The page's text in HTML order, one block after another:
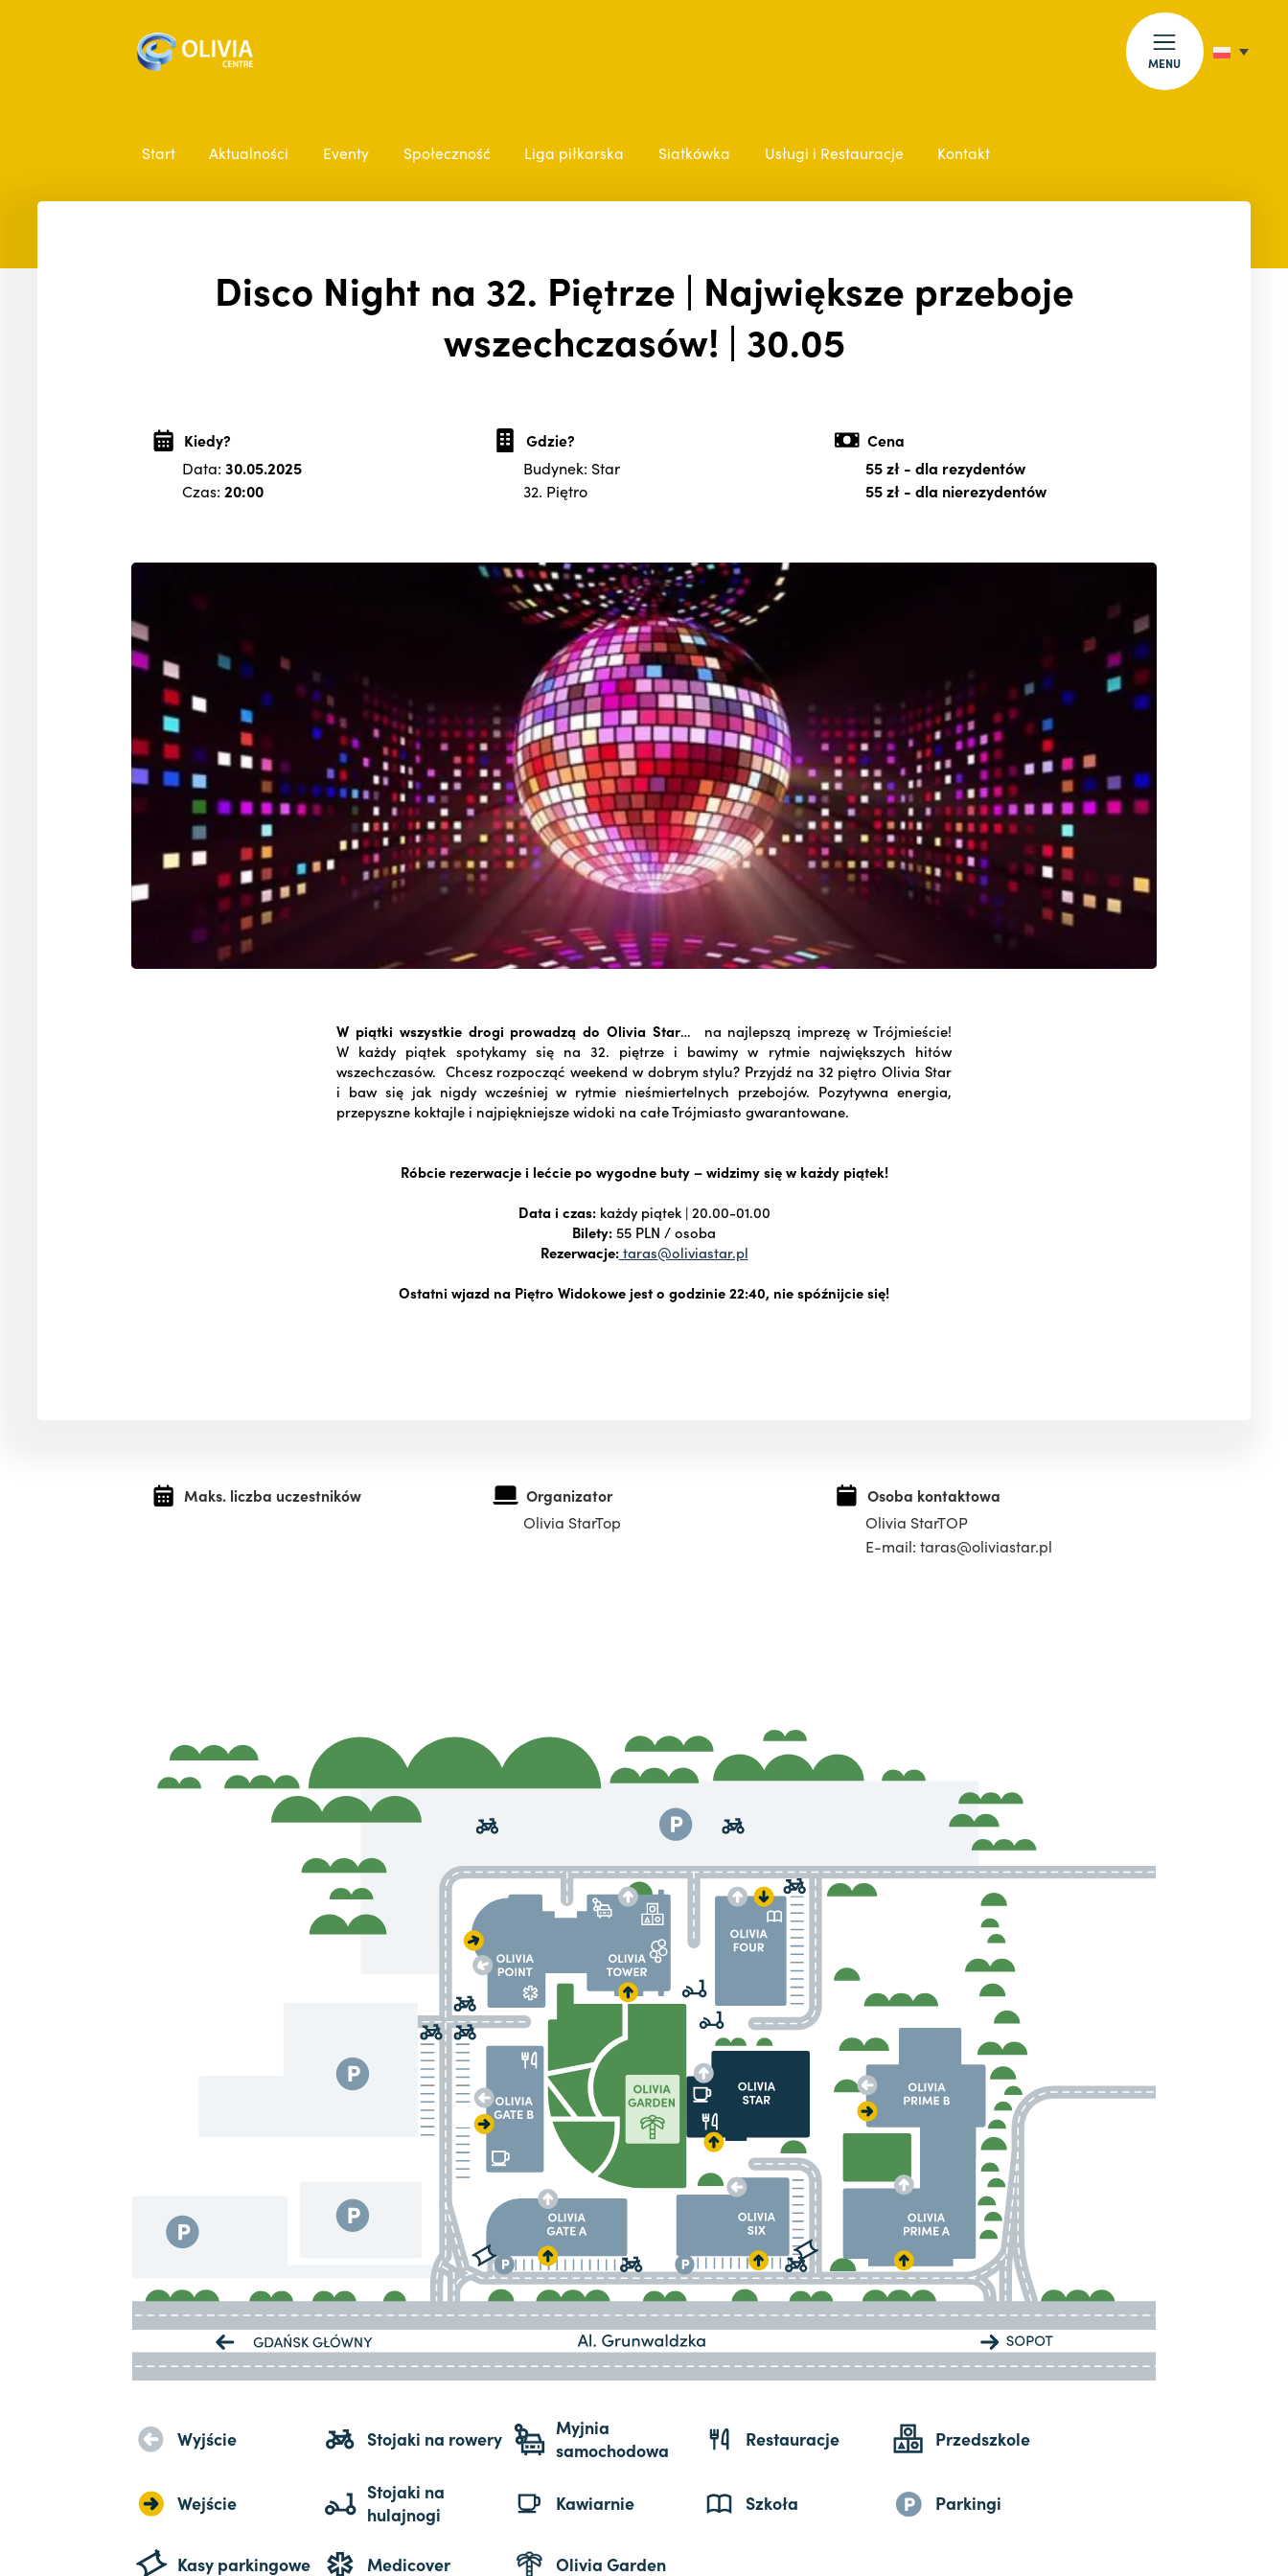
MENU
Start Aktualności Eventy Społeczność Liga piłkarska Siatkówka Usługi i Restauracje Kontakt
Disco Night na 32. Piętrze | Największe przeboje
wszechczasów! | 30.05
Kiedy?
Data: 30.05.2025
Czas: 20:00
Gdzie?
Budynek: Star
32. Piętro
Cena
55 zł- dla rezydentów
55 zł- dla nierezydentów
W piątki wszystkie drogi prowadzą do Olivia Star… na najlepszą imprezę w Trójmieście!
W każdy piątek spotykamy się na 32. piętrze i bawimy w rytmie największych hitów
wszechczasów. Chcesz rozpocząć weekend w dobrym stylu? Przyjdź na 32 piętro Olivia Star
i baw się jak nigdy wcześniej w rytmie nieśmiertelnych przebojów. Pozytywna energia,
przepyszne koktajle i najpiękniejsze widoki na całe Trójmiasto gwarantowane.
Róbcie rezerwacje i lećcie po wygodne buty – widzimy się w każdy piątek!
Data i czas:każdy piątek | 20.00-01.00
Bilety: 55 PLN / osoba
Rezerwacje:taras@oliviastar.pl
Ostatni wjazd na Piętro Widokowe jest o godzinie 22:40, nie spóźnijcie się!
Maks. liczba uczestników
Organizator
Olivia StarTop
Osoba kontaktowa
Olivia StarTOP
E-mail: taras@oliviastar.pl
Wyjście Stojaki na rowery
Myjnia
samochodowa
Restauracje Przedszkole
Wejście
Stojaki na
hulajnogi
Kawiarnie Szkoła Parkingi
Kasy parkingowe Medicover Olivia Garden